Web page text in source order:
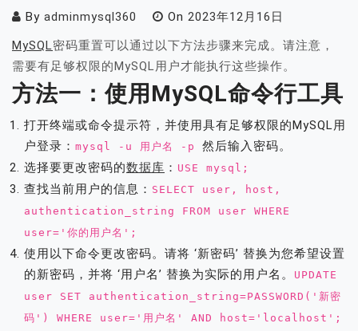
By adminmysql360 On 2023年12月16日
MySQL密码重置可以通过以下方法步骤来完成。请注意，
需要有足够权限的MySQL用户才能执行这些操作。
方法一：使用MySQL命令行工具
打开终端或命令提示符，并使用具有足够权限的MySQL用
户登录： mysql -u 用户名 -p 然后输入密码。
选择要更改密码的数据库 ： USE mysql;
查找当前用户的信息： SELECT user, host,
authentication_string FROM user WHERE
user='你的用户名';
使用以下命令更改密码。请将 ‘新密码’ 替换为您希望设置
的新密码，并将 ‘用户名’ 替换为实际的用户名。
UPDATE
user SET authentication_string=PASSWORD('新密
码') WHERE user='用户名' AND host='localhost';